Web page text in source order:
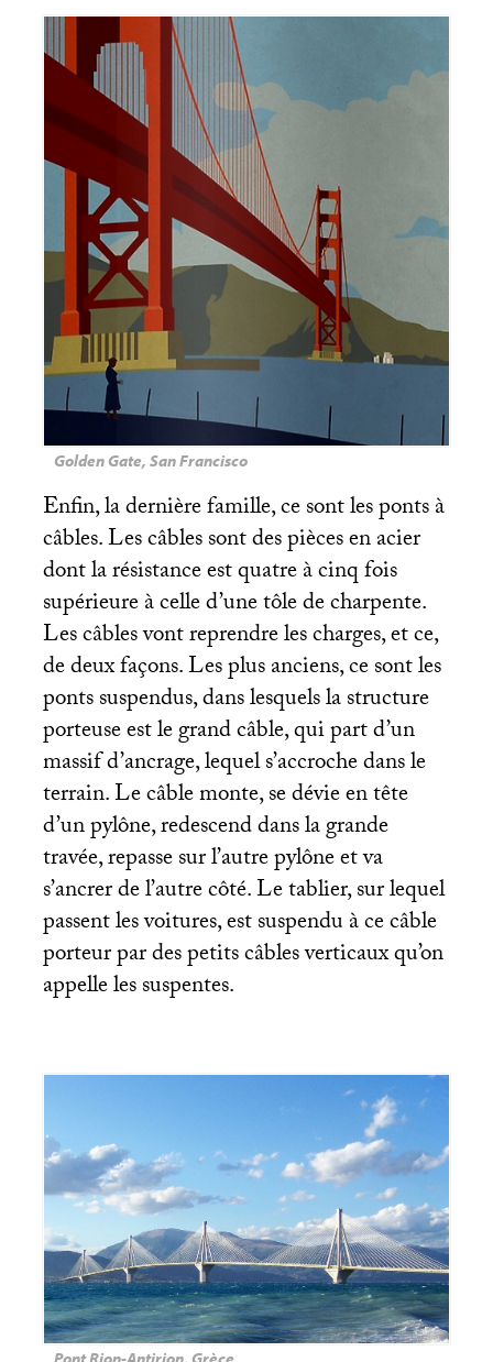
Golden Gate, San Francisco
Enfin, la dernière famille, ce sont les ponts à
câbles. Les câbles sont des pièces en acier
dont la résistance est quatre à cinq fois
supérieure à celle d’une tôle de charpente.
Les câbles vont reprendre les charges, et ce,
de deux façons. Les plus anciens, ce sont les
ponts suspendus, dans lesquels la structure
porteuse est le grand câble, qui part d’un
massif d’ancrage, lequel s’accroche dans le
terrain. Le câble monte, se dévie en tête
d’un pylône, redescend dans la grande
travée, repasse sur l’autre pylône et va
s’ancrer de l’autre côté. Le tablier, sur lequel
passent les voitures, est suspendu à ce câble
porteur par des petits câbles verticaux qu’on
appelle les suspentes.